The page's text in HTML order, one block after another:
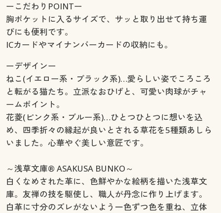
ーこだわりPOINTー
胸ポケットに入るサイズで、サッと取り出せて持ち運
びにも便利です。
ICカードやマイナンバーカードの収納にも。
ーデザインー
ねこ(イエロー系・ブラック系)…愛らしい姿でころころ
と転がる猫たち。立派なおひげと、可愛い肉球がチャ
ームポイント。
花菱(ピンク系・ブルー系)…ひとつひとつに想いを込
め、四季折々の縁起が良いとされる草花を5種類あしら
いました。心華やぐ美しい意匠です。
～浅草文庫® ASAKUSA BUNKO～
白くなめされた革に、色鮮やかな絵柄を描いた浅草文
庫。友禅の技を駆使し、職人が丹念に作り上げます。
白革に寸分のズレがないよう一色ずつ色を重ね、立体